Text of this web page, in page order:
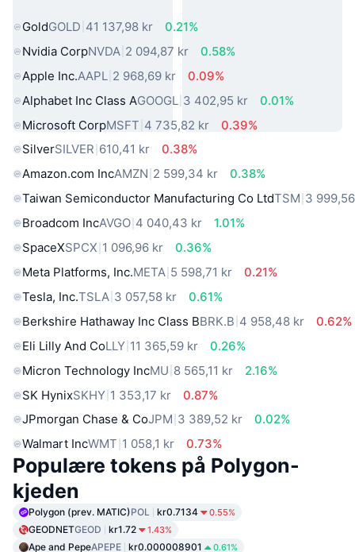
GoldGOLD 41 137,98 kr
0.21%
Nvidia CorpNVDA 2 094,87 kr
0.58%
Apple Inc.AAPL 2 968,69 kr
0.09%
Alphabet Inc Class AGOOGL 3 402,95 kr
0.01%
Microsoft CorpMSFT 4 735,82 kr
0.39%
SilverSILVER 610,41 kr
0.38%
Amazon.com IncAMZN 2 599,34 kr
0.38%
Taiwan Semiconductor Manufacturing Co LtdTSM 3
Broadcom IncAVGO 4 040,43 kr
1.01%
SpaceXSPCX 1 096,96 kr
0.36%
Meta Platforms, Inc.META 5 598,71 kr
0.21%
Tesla, Inc.TSLA 3 057,58 kr
0.61%
Berkshire Hathaway Inc Class BBRK.B 4 958,48 kr
0.62%
Eli Lilly And CoLLY 11 365,59 kr
0.26%
Micron Technology IncMU 8 565,11 kr
2.16%
SK HynixSKHY 1 353,17 kr
0.87%
JPmorgan Chase & CoJPM 3 389,52 kr
0.02%
Walmart IncWMT 1 058,1 kr 0.73%
Populære tokens på Polygon-
kjeden
Polygon (prev. MATIC)POL kr0.7134 0.55%
GEODNETGEOD kr1.72 1.43%
Ape and PepeAPEPE kr0.000008901 0.61%